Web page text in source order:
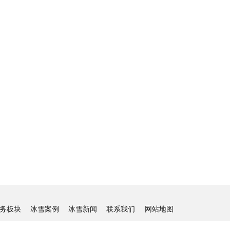
板块 冰雪案例 冰雪新闻 联系我们 网站地图